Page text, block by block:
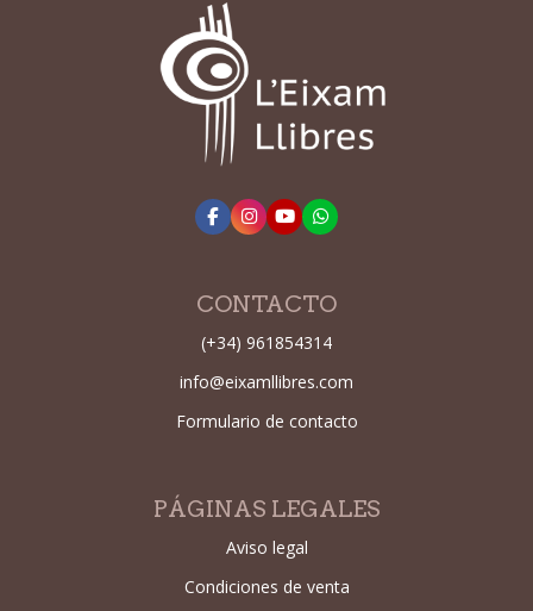
CONTACTO
(+34) 961854314
info@eixamllibres.com
Formulario de contacto
PÁGINAS LEGALES
Aviso legal
Condiciones de venta